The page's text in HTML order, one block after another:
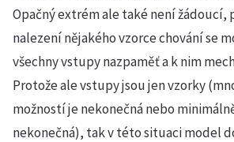
Opačný extrém ale také není žádoucí,
nalezení nějakého vzorce chování se
všechny vstupy nazpaměť a k nim
Protože ale vstupy jsou jen vzorky
možností je nekonečná nebo
nekonečná), tak v této situaci model